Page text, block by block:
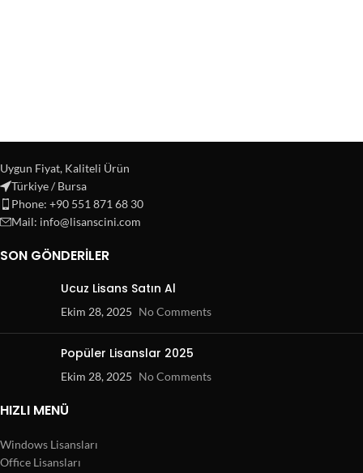
Uygun Fiyat, Kaliteli Ürün
Türkiye / Bursa
Phone: +90 551 871 68 30
Mail: info@lisanscini.com
SON GÖNDERILER
Ucuz Lisans Satın Al
Ekim 28, 2025 No Comments
Popüler Lisanslar 2025
Ekim 28, 2025 No Comments
HIZLI MENÜ
Windows Lisansları
Office Lisansları